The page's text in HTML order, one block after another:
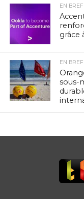
EN BREF
grâce
EN BREF
sous-